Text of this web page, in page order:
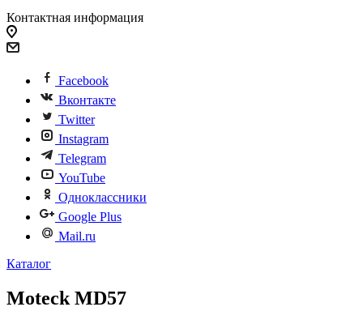
Контактная информация
Facebook
Вконтакте
Twitter
Instagram
Telegram
YouTube
Одноклассники
Google Plus
Mail.ru
Каталог
Moteck MD57